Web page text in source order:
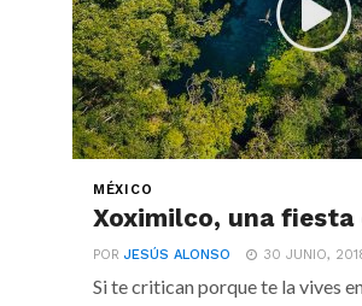
MÉXICO
Xoximilco, una
POR JESÚS ALONSO 30 JUNIO,
Si te critican porque te la vives